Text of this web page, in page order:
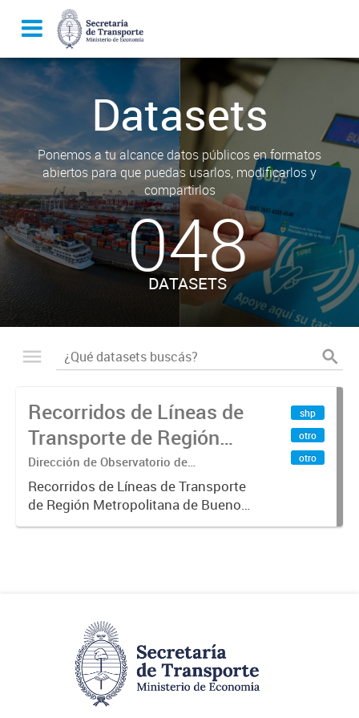
Datasets
Ponemos a tu alcance datos públicos en formatos
abiertos para que puedas usarlos, modificarlos y
compartirlos
048
DATASETS
Recorridos de Líneas de
Transporte de Región
Metropolitana de
Buenos Aires (RMBA)
Dirección de Observatorio de
Transporte, Estudio y Sistemas
Recorridos de Líneas de Transporte
de Región Metropolitana de Buenos
Aires (RMBA).-
shp
otro
otro